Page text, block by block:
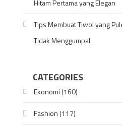
Hitam Pertama yang Elegan
Tips Membuat Tiwol yang
Tidak Menggumpal
CATEGORIES
Ekonomi (160)
Fashion (117)